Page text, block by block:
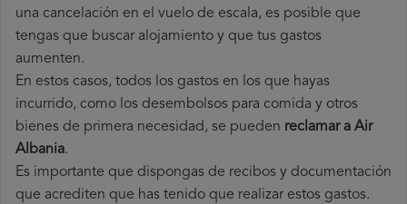
una cancelación en el vuelo de escala, es posible que
tengas que buscar alojamiento y que tus gastos
aumenten.
En estos casos, todos los gastos en los que hayas
incurrido, como los desembolsos para comida y otros
bienes de primera necesidad, se pueden reclamar a Air
Albania.
Es importante que dispongas de recibos y documentación
que acrediten que has tenido que realizar estos gastos.